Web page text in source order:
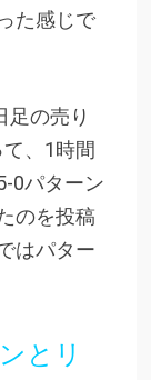
た感じで
足の売り
、1時間
0パターン
のを投稿
はパター
とリ